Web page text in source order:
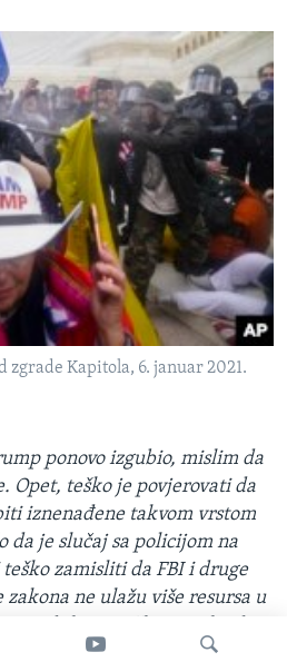
Kapitola, 6. januar 2021.
ponovo izgubio, mislim da
Opet, teško je povjerovati da
iznenađene takvom vrstom
da je slučaj sa policijom na
zamisliti da FBI i druge
zakona ne ulažu više resursa u
da će vlada biti spremnija za